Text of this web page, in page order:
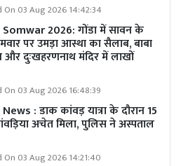
On 03 Aug 2026 14:42:34
2026: गोंडा में सावन के
पर उमड़ा आस्था का सैलाब, बाबा
और दुःखहरणनाथ मंदिर में लाखों
On 03 Aug 2026 16:48:39
: डाक कांवड़ यात्रा के दौरान 15
अचेत मिला, पुलिस ने अस्पताल
On 03 Aug 2026 14:21:40